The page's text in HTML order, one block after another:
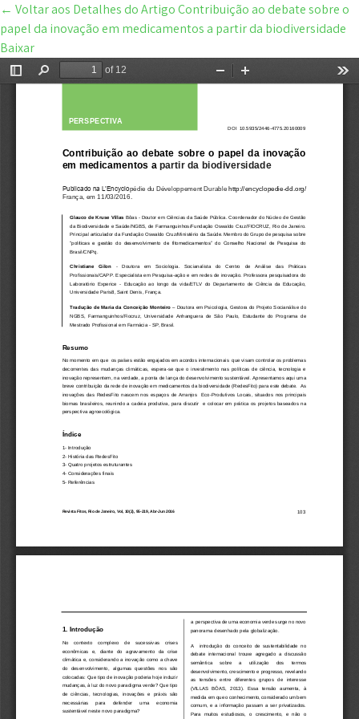
← Voltar aos Detalhes do ArtigoContribuição ao debate sobre o
papel da inovação em medicamentos a partir da biodiversidade
Baixar